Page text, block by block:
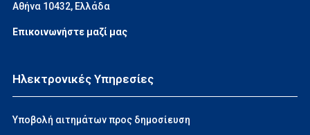
Αθήνα 10432, Ελλάδα
Επικοινωνήστε μαζί μας
Ηλεκτρονικές Υπηρεσίες
Υποβολή αιτημάτων προς δημοσίευση